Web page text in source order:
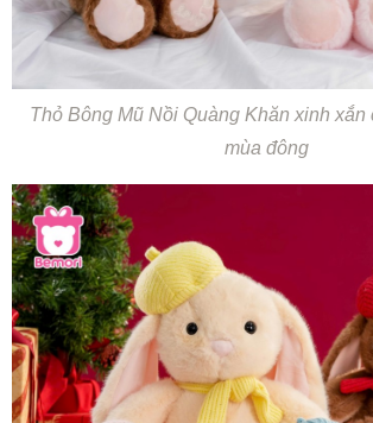
Thỏ Bông Mũ Nồi Quàng Khăn xinh xắn
mùa đông